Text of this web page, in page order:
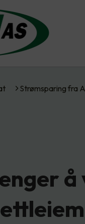
Strømsparing fra
å